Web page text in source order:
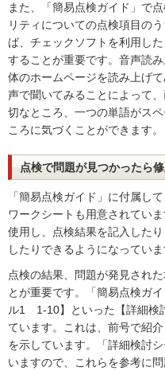
また、「簡易点検ガイド」で
リティについての点検項目の
ば、チェックソフトを利用し
することが重要です。音声読
体のホームページを読み上げ
声で聞いてみることによって
切なところ、一つの単語がス
ころに気づくことができます。
点検で問題が見つかったら
「簡易点検ガイド」に付属し
ワークシートも用意されてい
使用し、点検結果を記入した
したりできるようになっていま
点検の結果、問題が発見され
とが重要です。「簡易点検ガ
ル1 1-10】といった【詳細検
ています。これは、前号で紹
を示しています。「詳細検討
いますので、これらを参考に